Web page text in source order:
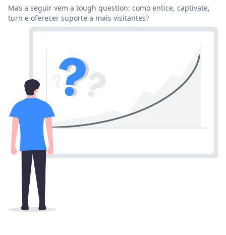
Mas a seguir vem a tough question: como entice, captivate,
turn e oferecer suporte a mais visitantes?